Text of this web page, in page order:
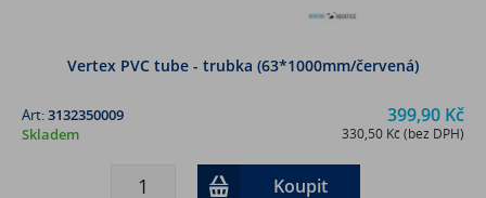
Vertex PVC tube - trubka (63*1000mm/červená)
399,90 Kč
330,50 Kč (bez DPH)
Art:3132350009
Skladem
Koupit